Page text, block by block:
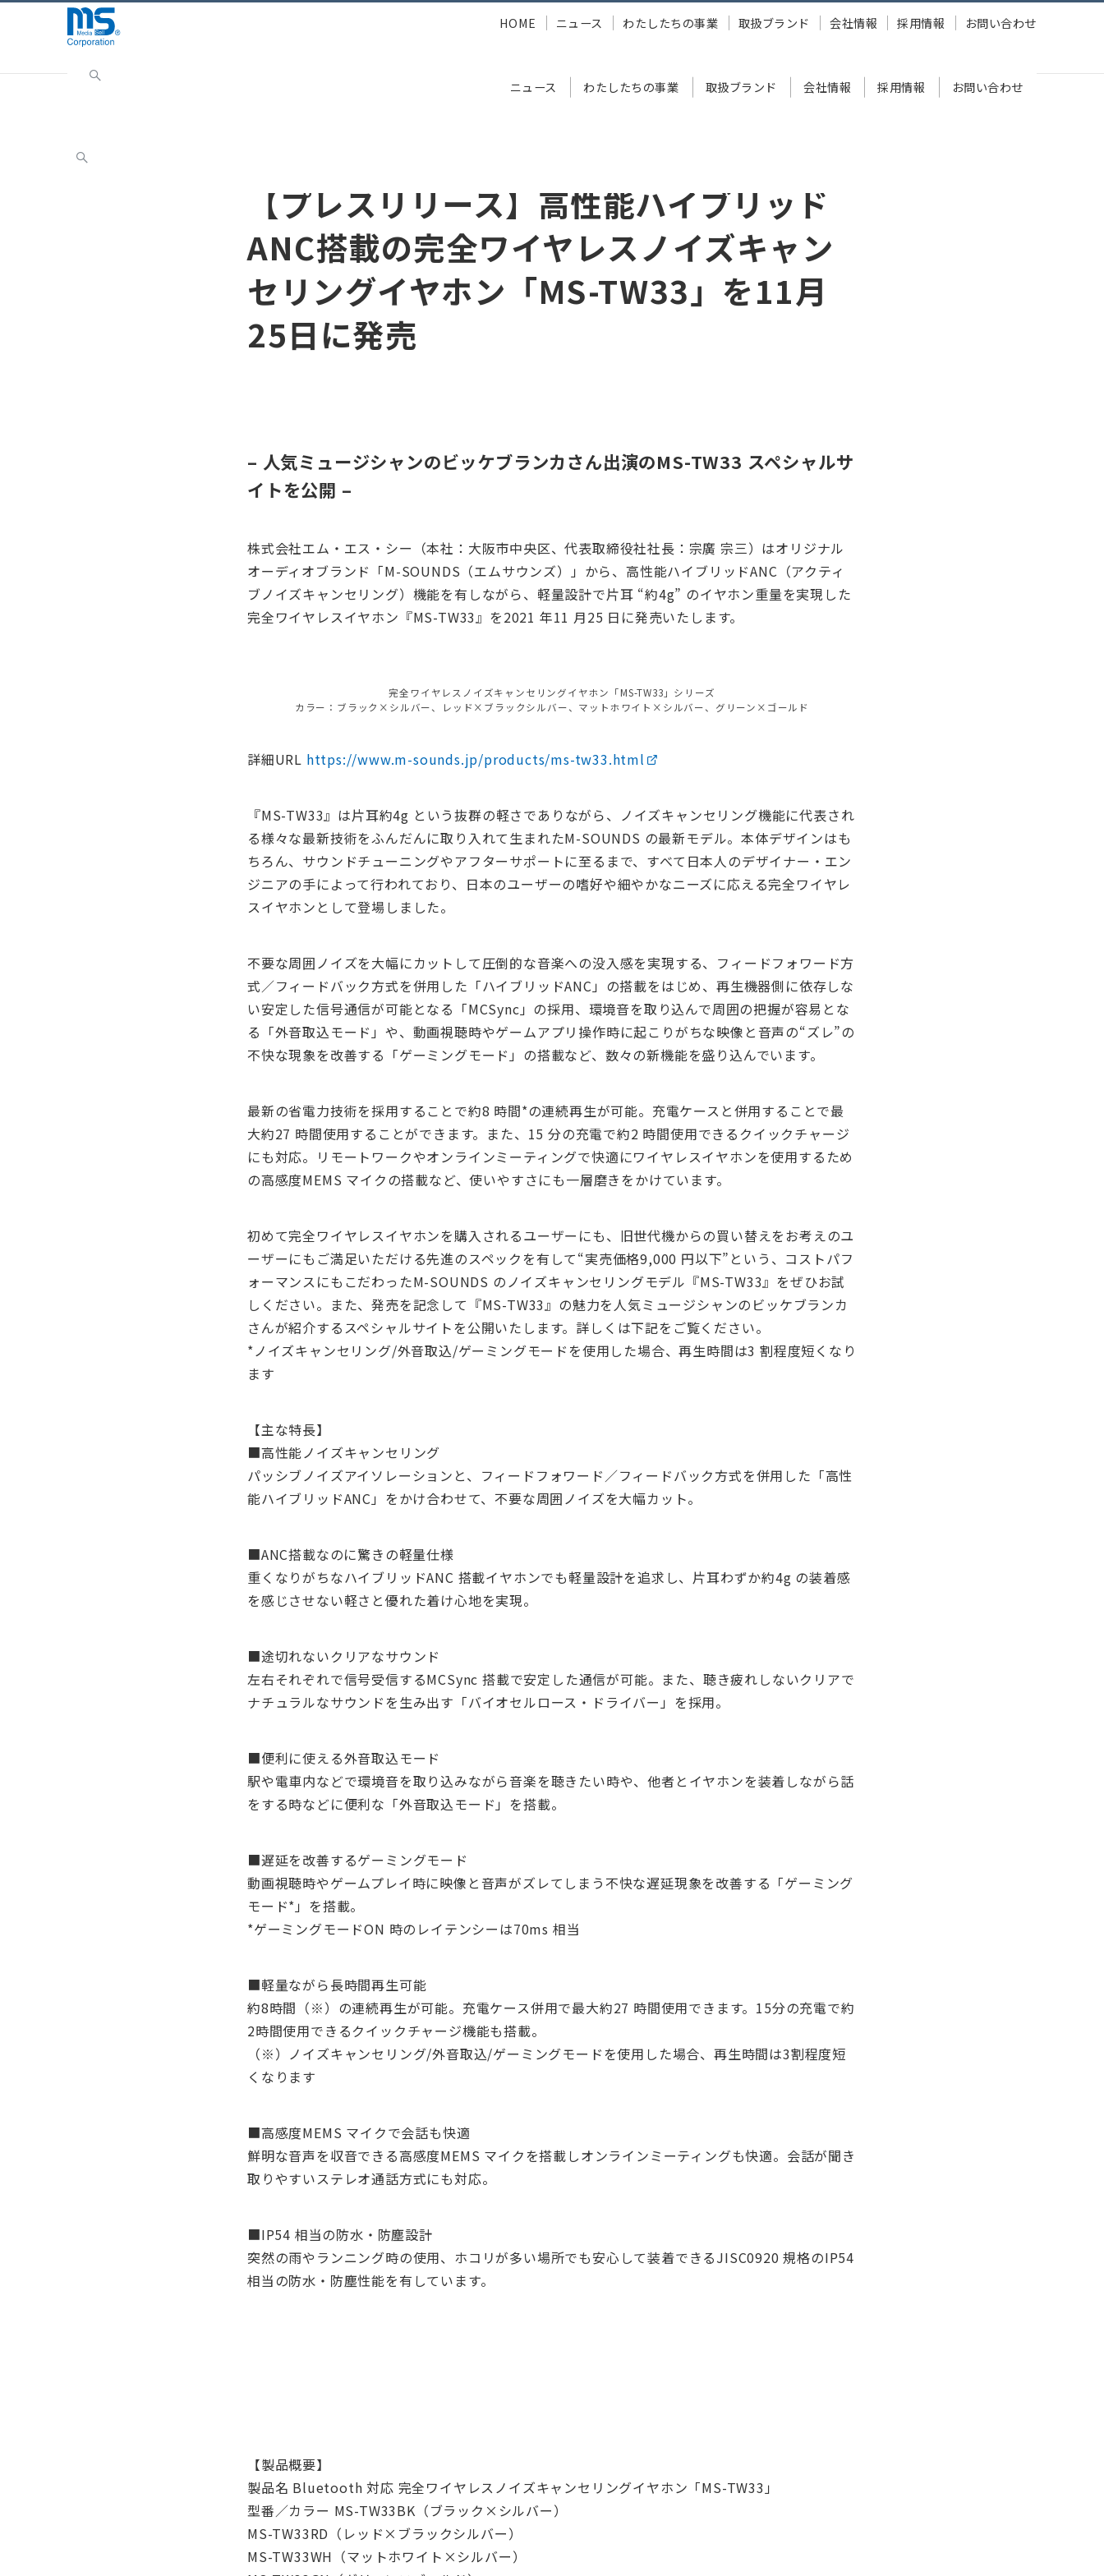
ニュース わたしたちの事業 取扱ブランド 会社情報 採用情報 お問い合わせ
HOME ニュース わたしたちの事業 取扱ブランド 会社情報 採用情報 お問い合わせ
【プレスリリース】高性能ハイブリッドANC搭載の完全ワイヤレスノイズキャンセリングイヤホン「MS-TW33」を11月25日に発売
【プレスリリース】高性能ハイブリッド
ANC搭載の完全ワイヤレスノイズキャン
セリングイヤホン「MS-TW33」を11月
25日に発売
– 人気ミュージシャンのビッケブランカさん出演のMS-TW33 スペシャルサ
イトを公開 –
株式会社エム・エス・シー（本社：大阪市中央区、代表取締役社社長：宗廣 宗三）はオリジナル
オーディオブランド「M-SOUNDS（エムサウンズ）」から、高性能ハイブリッドANC（アクティ
ブノイズキャンセリング）機能を有しながら、軽量設計で片耳 “約4g” のイヤホン重量を実現した
完全ワイヤレスイヤホン『MS-TW33』を2021 年11 月25 日に発売いたします。
完全ワイヤレスノイズキャンセリングイヤホン「MS-TW33」シリーズ
カラー：ブラック×シルバー、レッド×ブラックシルバー、マットホワイト×シルバー、グリーン×ゴールド
詳細URL https://www.m-sounds.jp/products/ms-tw33.html
『MS-TW33』は片耳約4g という抜群の軽さでありながら、ノイズキャンセリング機能に代表され
る様々な最新技術をふんだんに取り入れて生まれたM-SOUNDS の最新モデル。本体デザインはも
ちろん、サウンドチューニングやアフターサポートに至るまで、すべて日本人のデザイナー・エン
ジニアの手によって行われており、日本のユーザーの嗜好や細やかなニーズに応える完全ワイヤレ
スイヤホンとして登場しました。
不要な周囲ノイズを大幅にカットして圧倒的な音楽への没入感を実現する、フィードフォワード方
式／フィードバック方式を併用した「ハイブリッドANC」の搭載をはじめ、再生機器側に依存しな
い安定した信号通信が可能となる「MCSync」の採用、環境音を取り込んで周囲の把握が容易とな
る「外音取込モード」や、動画視聴時やゲームアプリ操作時に起こりがちな映像と音声の“ズレ”の
不快な現象を改善する「ゲーミングモード」の搭載など、数々の新機能を盛り込んでいます。
最新の省電力技術を採用することで約8 時間*の連続再生が可能。充電ケースと併用することで最
大約27 時間使用することができます。また、15 分の充電で約2 時間使用できるクイックチャージ
にも対応。リモートワークやオンラインミーティングで快適にワイヤレスイヤホンを使用するため
の高感度MEMS マイクの搭載など、使いやすさにも一層磨きをかけています。
初めて完全ワイヤレスイヤホンを購入されるユーザーにも、旧世代機からの買い替えをお考えのユ
ーザーにもご満足いただける先進のスペックを有して“実売価格9,000 円以下”という、コストパフ
ォーマンスにもこだわったM-SOUNDS のノイズキャンセリングモデル『MS-TW33』をぜひお試
しください。また、発売を記念して『MS-TW33』の魅力を人気ミュージシャンのビッケブランカ
さんが紹介するスペシャルサイトを公開いたします。詳しくは下記をご覧ください。
*ノイズキャンセリング/外音取込/ゲーミングモードを使用した場合、再生時間は3 割程度短くなり
ます
【主な特長】
■高性能ノイズキャンセリング
パッシブノイズアイソレーションと、フィードフォワード／フィードバック方式を併用した「高性
能ハイブリッドANC」をかけ合わせて、不要な周囲ノイズを大幅カット。
■ANC搭載なのに驚きの軽量仕様
重くなりがちなハイブリッドANC 搭載イヤホンでも軽量設計を追求し、片耳わずか約4g の装着感
を感じさせない軽さと優れた着け心地を実現。
■途切れないクリアなサウンド
左右それぞれで信号受信するMCSync 搭載で安定した通信が可能。また、聴き疲れしないクリアで
ナチュラルなサウンドを生み出す「バイオセルロース・ドライバー」を採用。
■便利に使える外音取込モード
駅や電車内などで環境音を取り込みながら音楽を聴きたい時や、他者とイヤホンを装着しながら話
をする時などに便利な「外音取込モード」を搭載。
■遅延を改善するゲーミングモード
動画視聴時やゲームプレイ時に映像と音声がズレてしまう不快な遅延現象を改善する「ゲーミング
モード*」を搭載。
*ゲーミングモードON 時のレイテンシーは70ms 相当
■軽量ながら長時間再生可能
約8時間（※）の連続再生が可能。充電ケース併用で最大約27 時間使用できます。15分の充電で約
2時間使用できるクイックチャージ機能も搭載。
（※）ノイズキャンセリング/外音取込/ゲーミングモードを使用した場合、再生時間は3割程度短
くなります
■高感度MEMS マイクで会話も快適
鮮明な音声を収音できる高感度MEMS マイクを搭載しオンラインミーティングも快適。会話が聞き
取りやすいステレオ通話方式にも対応。
■IP54 相当の防水・防塵設計
突然の雨やランニング時の使用、ホコリが多い場所でも安心して装着できるJISC0920 規格のIP54
相当の防水・防塵性能を有しています。
【製品概要】
製品名 Bluetooth 対応 完全ワイヤレスノイズキャンセリングイヤホン「MS-TW33」
型番／カラー MS-TW33BK（ブラック×シルバー）
MS-TW33RD（レッド×ブラックシルバー）
MS-TW33WH（マットホワイト×シルバー）